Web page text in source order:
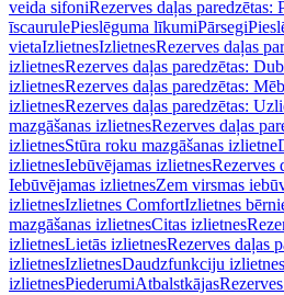
veida sifoniRezerves daļas paredzētas:
īscaurulePieslēguma līkumiPārsegi
vietaIzlietnesIzlietnesRezerves daļas
izlietnesRezerves daļas paredzētas:
izlietnesRezerves daļas paredzētas:
izlietnesRezerves daļas paredzētas:
mazgāšanas izlietnesRezerves daļas
izlietnesStūra roku mazgāšanas izlietne
izlietnesIebūvējamas izlietnesRezerves
Iebūvējamas izlietnesZem virsmas
izlietnesIzlietnes ComfortIzlietnes
mazgāšanas izlietnesCitas izlietnes
izlietnesLietās izlietnesRezerves daļas
izlietnesIzlietnesDaudzfunkciju izlietnes
izlietnesPiederumiAtbalstkājas